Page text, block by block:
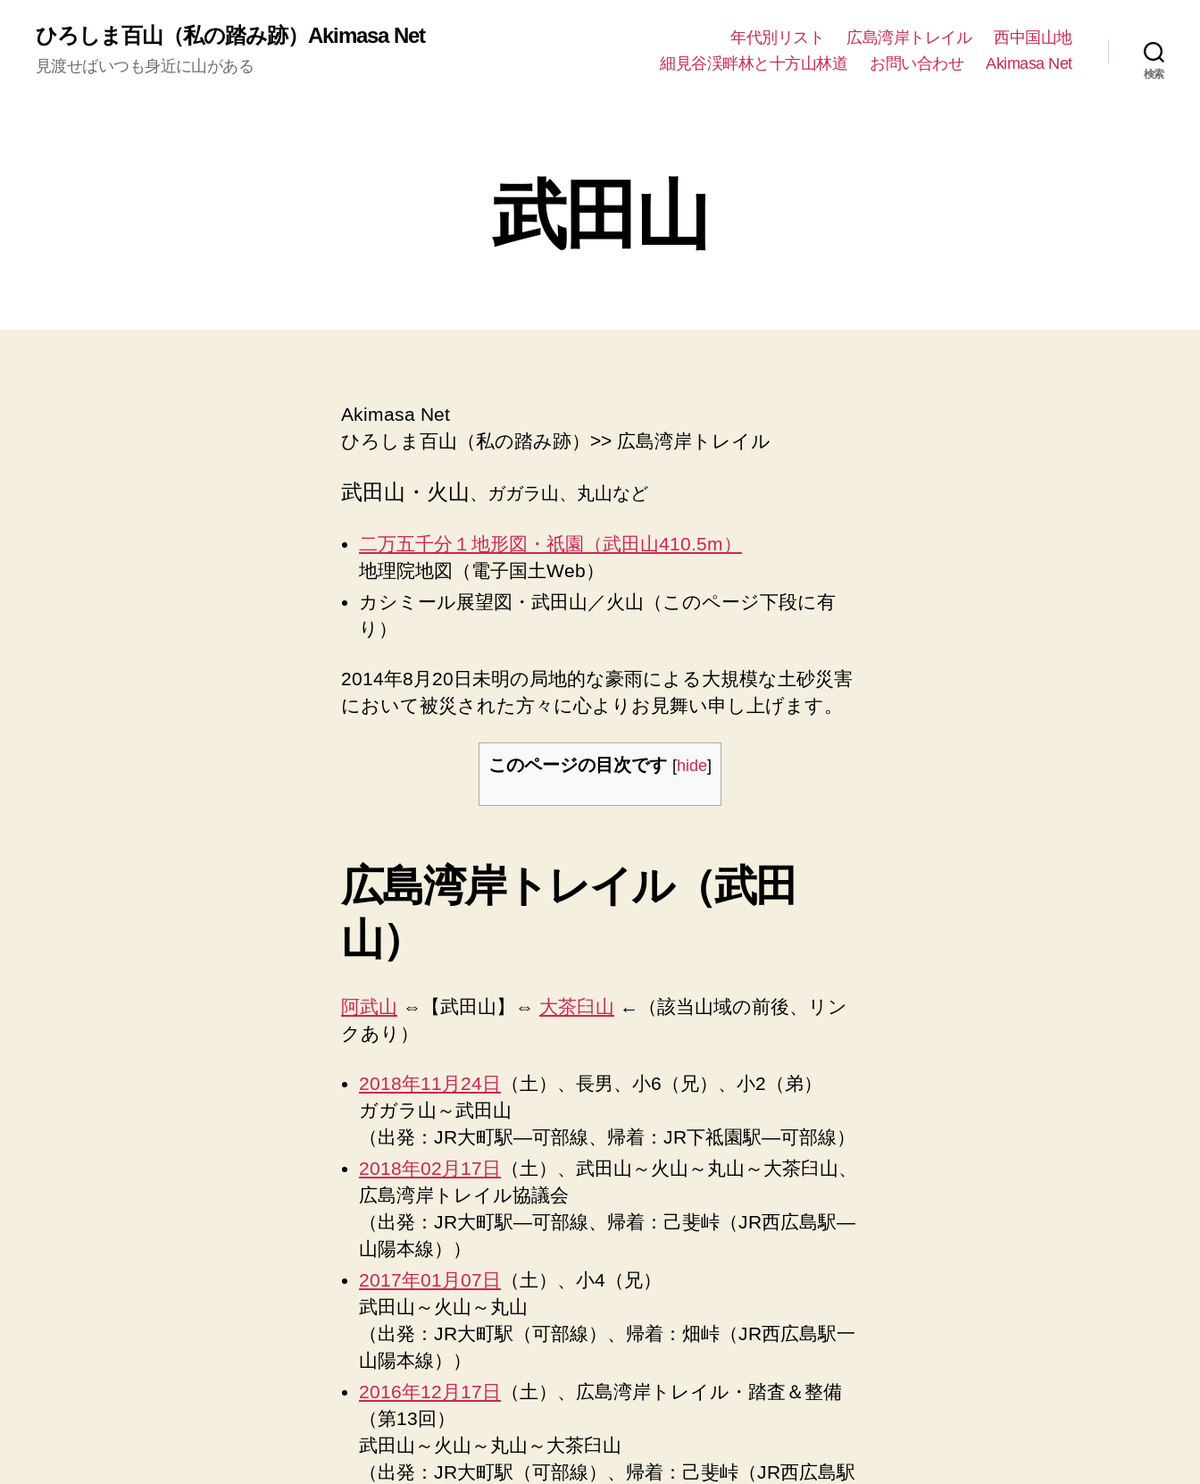
ひろしま百山（私の踏み跡）Akimasa Net
見渡せばいつも身近に山がある
年代別リスト 広島湾岸トレイル
西中国山地
細見谷渓畔林と十方山林道
お問い合わせ Akimasa Net
検索
武田山
Akimasa Net
ひろしま百山（私の踏み跡）>> 広島湾岸トレイル
武田山・火山、ガガラ山、丸山など
二万五千分１地形図・祇園（武田山410.5m）
地理院地図（電子国土Web）
カシミール展望図・武田山／火山（このページ下段に有
り）
2014年8月20日未明の局地的な豪雨による大規模な土砂災害
において被災された方々に心よりお見舞い申し上げます。
このページの目次です [hide]
広島湾岸トレイル（武田
山）
阿武山 ⇔【武田山】⇔ 大茶臼山 ←（該当山域の前後、リン
クあり）
2018年11月24日
（土）、長男、小6（兄）、小2（弟）
ガガラ山～武田山
（出発：JR大町駅―可部線、帰着：JR下祗園駅―可部線）
2018年02月17日
（土）、武田山～火山～丸山～大茶臼山、
広島湾岸トレイル協議会
（出発：JR大町駅―可部線、帰着：己斐峠（JR西広島駅―
山陽本線））
2017年01月07日
（土）、小4（兄）
武田山～火山～丸山
（出発：JR大町駅（可部線）、帰着：畑峠（JR西広島駅一
山陽本線））
2016年12月17日
（土）、広島湾岸トレイル・踏査＆整備
（第13回）
武田山～火山～丸山～大茶臼山
（出発：JR大町駅（可部線）、帰着：己斐峠（JR西広島駅